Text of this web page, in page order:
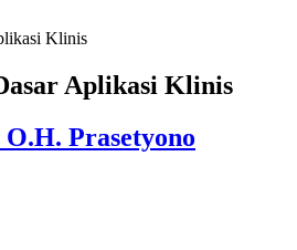
Aplikasi Klinis
Prasetyono